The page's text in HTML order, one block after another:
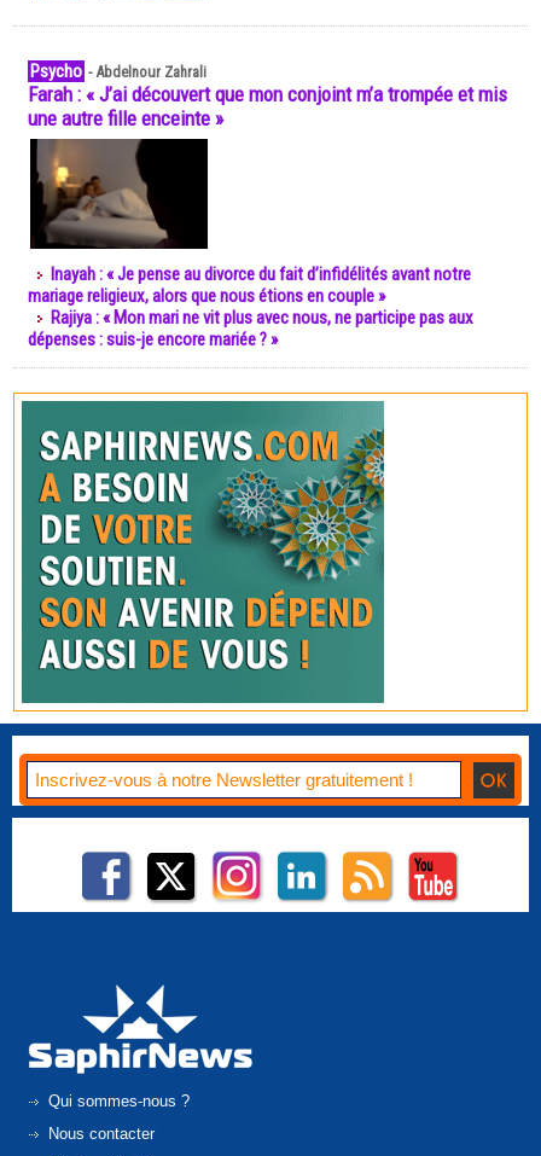
Psycho -Abdelnour Zahrali
Farah : « J’ai découvert que mon conjoint m’a trompée et mis
une autre fille enceinte »
Inayah : « Je pense au divorce du fait d’infidélités avant notre
mariage religieux, alors que nous étions en couple »
Rajiya : « Mon mari ne vit plus avec nous, ne participe pas aux
dépenses : suis-je encore mariée ? »
Qui sommes-nous ?
Nous contacter